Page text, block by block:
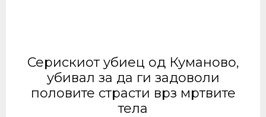
Серискиот убиец од Куманово,
убивал за да ги задоволи
половите страсти врз мртвите
тела